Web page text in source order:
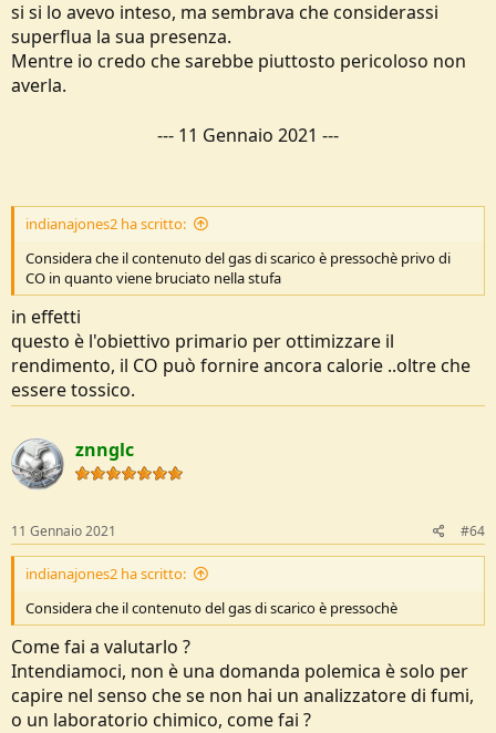
si si lo avevo inteso, ma sembrava che considerassi
superflua la sua presenza.
Mentre io credo che sarebbe piuttosto pericoloso non
averla.
--- 11 Gennaio 2021 ---
indianajones2 ha scritto:
Considera che il contenuto del gas di scarico è pressochè privo di
CO in quanto viene bruciato nella stufa
in effetti
questo è l'obiettivo primario per ottimizzare il
rendimento, il CO può fornire ancora calorie ..oltre che
essere tossico.
znnglc
11 Gennaio 2021 #64
indianajones2 ha scritto:
Considera che il contenuto del gas di scarico è pressochè
Come fai a valutarlo ?
Intendiamoci, non è una domanda polemica è solo per
capire nel senso che se non hai un analizzatore di fumi,
o un laboratorio chimico, come fai ?